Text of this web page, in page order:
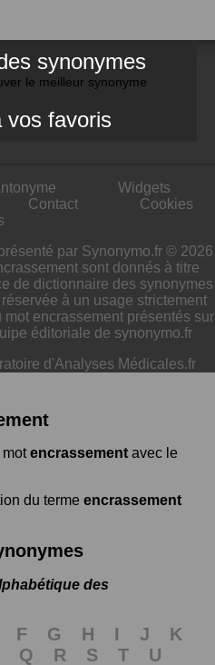
synonymes
le meilleur synonyme
vos favoris
Widgets
Contact
Cookies
par Synonymo.fr © 2026
sont donnés à titre
de dictionnaire des synonymes
à un usage strictement
encrassement présentés sur
éditoriale de synonymo.fr
d'Analyses Médicales.fr
motencrassement avec le
du terme encrassement
des
F G H I J
K
Q R S T U